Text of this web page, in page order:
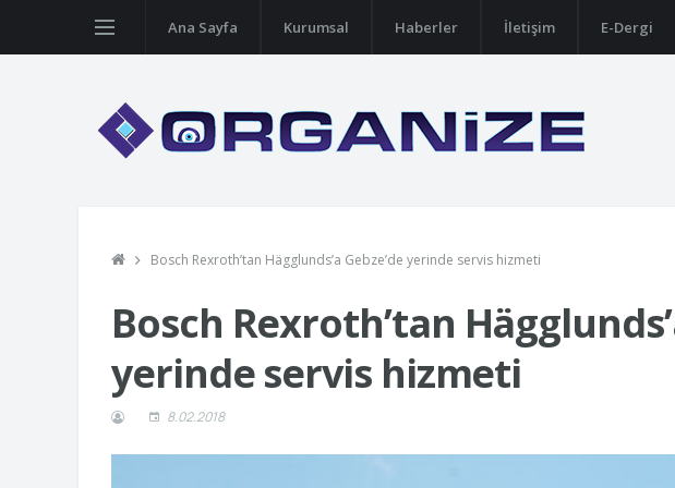
Ana Sayfa Kurumsal Haberler İletişim E-Dergi
Bosch Rexroth’tan Hägglunds’a Gebze’de yerinde servis hizmeti
Bosch Rexroth’tan
yerinde servis hizmeti
8.02.2018